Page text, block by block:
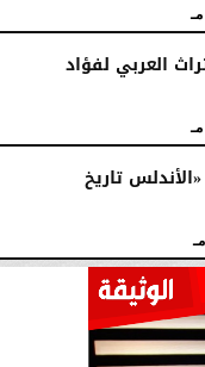
العربي لفؤاد
تاريخ